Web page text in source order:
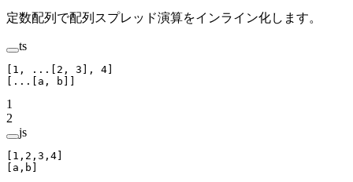
定数配列で配列スプレッド演算をインライン化します。
ts
[ 1 , ... [ 2 , 3 ], 4]
[ ... [a, b]]
1
2
js
[ 1 , 2 , 3 , 4]
[a,b]